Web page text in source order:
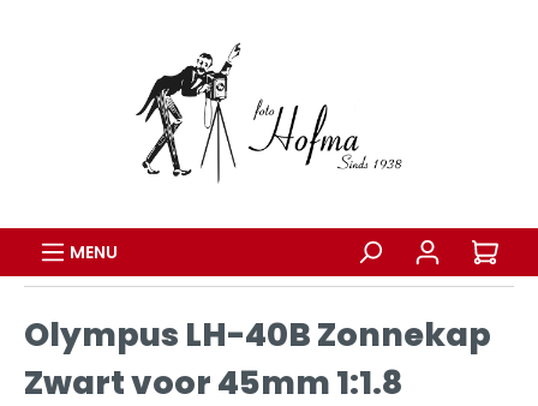
MENU
Olympus LH-40B Zonnekap
Zwart voor 45mm 1:1.8